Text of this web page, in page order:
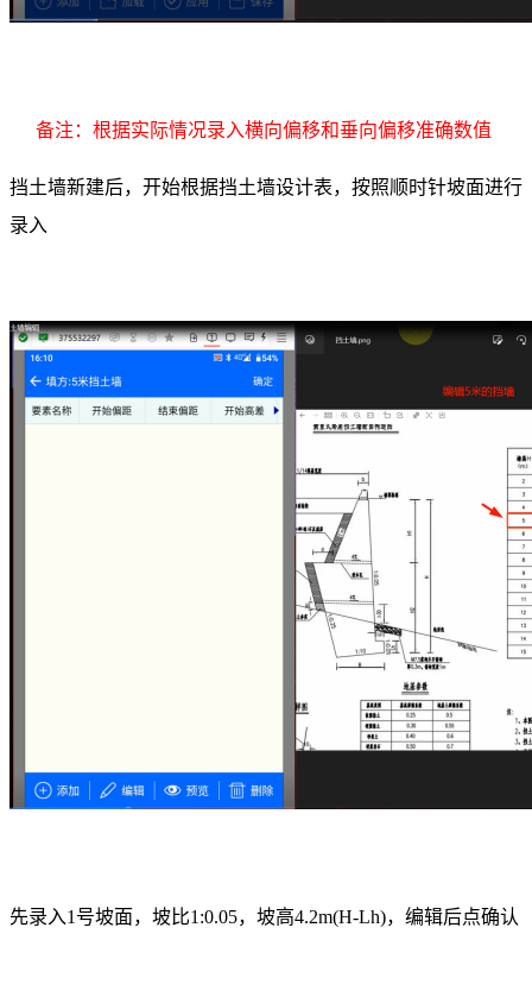
备注：根据实际情况录入横向偏移和垂向偏移准确数值
挡土墙新建后，开始根据挡土墙设计表，按照顺时针坡面进行
录入
先录入1号坡面，坡比1:0.05，坡高4.2m(H-Lh)，编辑后点确认